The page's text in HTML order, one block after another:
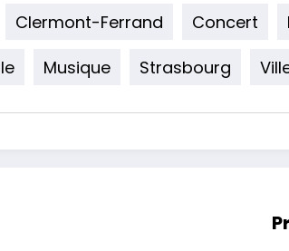
Clermont-Ferrand Concert
Musique Strasbourg